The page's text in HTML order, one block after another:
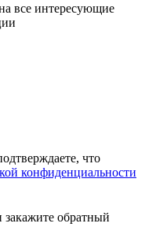
все интересующие
что
конфиденциальности
обратный